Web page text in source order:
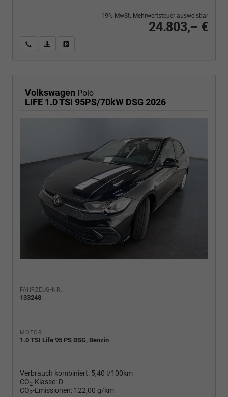
24.803,– €
19% MwSt. Mehrwertsteuer ausweisbar
Wir rufen Sie anPDF-Fahrzeugexposé drucken
Volkswagen Polo
LIFE 1.0 TSI 95PS/70kW DSG 2026
FAHRZEUG-NR.
133248
MOTOR
1.0 TSI Life 95 PS DSG, Benzin
Verbrauch kombiniert: 5,40 l/100km
CO2-Klasse: D
CO2-Emissionen: 122,00 g/km